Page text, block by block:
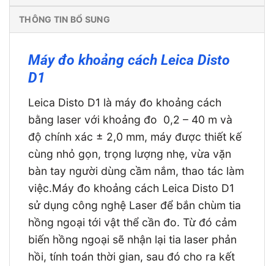
THÔNG TIN BỔ SUNG
Máy đo khoảng cách Leica Disto
D1
Leica Disto D1 là máy đo khoảng cách
bằng laser với khoảng đo 0,2 – 40 m và
độ chính xác ± 2,0 mm, máy được thiết kế
cùng nhỏ gọn, trọng lượng nhẹ, vừa vặn
bàn tay người dùng cầm nắm, thao tác làm
việc.Máy đo khoảng cách Leica Disto D1
sử dụng công nghệ Laser để bắn chùm tia
hồng ngoại tới vật thể cần đo. Từ đó cảm
biến hồng ngoại sẽ nhận lại tia laser phản
hồi, tính toán thời gian, sau đó cho ra kết